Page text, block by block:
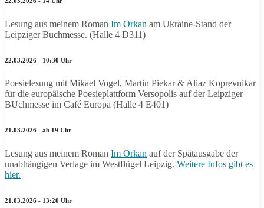
Lesung aus meinem Roman Im Orkan am Ukraine-Stand der
Leipziger Buchmesse. (Halle 4 D311)
22.03.2026 - 10:30 Uhr
Poesielesung mit Mikael Vogel, Martin Piekar & Aliaz Koprevnikar
für die europäische Poesieplattform Versopolis auf der Leipziger
BUchmesse im Café Europa (Halle 4 E401)
21.03.2026 - ab 19 Uhr
Lesung aus meinem Roman Im Orkan auf der Spätausgabe der
unabhängigen Verlage im Westflügel Leipzig. Weitere Infos gibt es
hier.
21.03.2026 - 13:20 Uhr